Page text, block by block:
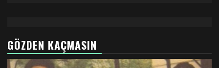
GÖZDEN KAÇMASIN